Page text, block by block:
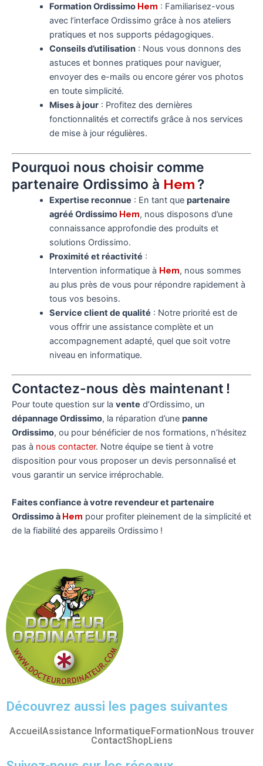
Formation Ordissimo Hem : Familiarisez-vous
avec l’interface Ordissimo grâce à nos ateliers
pratiques et nos supports pédagogiques.
Conseils d’utilisation: Nous vous donnons des
astuces et bonnes pratiques pour naviguer,
envoyer des e-mails ou encore gérer vos photos
en toute simplicité.
Mises à jour: Profitez des dernières
fonctionnalités et correctifs grâce à nos services
de mise à jour régulières.
Pourquoi nous choisir comme
partenaire Ordissimo à Hem ?
Expertise reconnue : En tant que partenaire
agréé Ordissimo Hem, nous disposons d’une
connaissance approfondie des produits et
solutions Ordissimo.
Proximité et réactivité :
Intervention informatique à Hem, nous sommes
au plus près de vous pour répondre rapidement à
tous vos besoins.
Service client de qualité : Notre priorité est de
vous offrir une assistance complète et un
accompagnement adapté, quel que soit votre
niveau en informatique.
Contactez-nous dès maintenant !
Pour toute question sur la vente d’Ordissimo, un
dépannage Ordissimo, la réparation d’une panne
Ordissimo, ou pour bénéficier de nos formations, n’hésitez
pas à nous contacter. Notre équipe se tient à votre
disposition pour vous proposer un devis personnalisé et
vous garantir un service irréprochable.
Faites confiance à votre revendeur et partenaire
Ordissimo à Hem pour profiter pleinement de la simplicité et
de la fiabilité des appareils Ordissimo !
Découvrez aussi les pages suivantes
Accueil Assistance Informatique Formation Nous trouver
ContactShop Liens